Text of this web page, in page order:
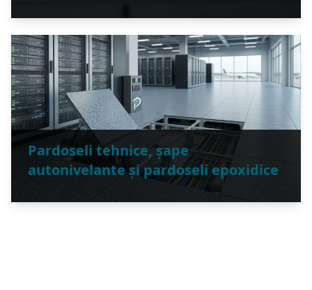
poliuretan turnat și parchet sport cu amortizare
controlată, marcaje omologate și finisaj
antiderapant — soluții durabile pentru școli, săli
polivalente, fitness și terenuri interioare,
conforme standardelor EN.
Vezi detalii
Pardoseli tehnice, șape
autonivelante și pardoseli epoxidice